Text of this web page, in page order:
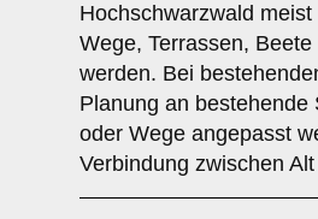
Hochschwarzwald
Wege, Terrassen,
werden. Bei
Planung an
oder Wege angepasst
Verbindung zwischen